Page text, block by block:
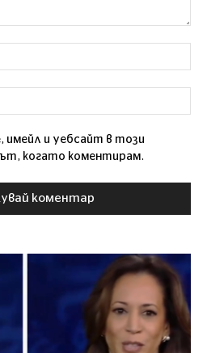
имейл и уебсайт в този
когато коментирам.